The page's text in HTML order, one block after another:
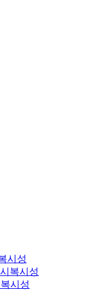
시성
복시성
시성